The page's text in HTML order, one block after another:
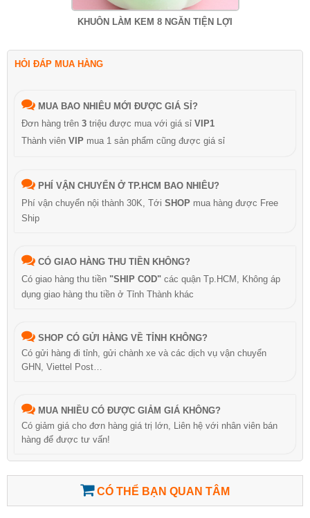
KHUÔN LÀM KEM 8 NGĂN TIỆN LỢI
HỎI ĐÁP MUA HÀNG
MUA BAO NHIÊU MỚI ĐƯỢC GIÁ SỈ?
Đơn hàng trên 3 triệu được mua với giá sỉ VIP1
Thành viên VIP mua 1 sản phẩm cũng được giá sỉ
PHÍ VẬN CHUYỂN Ở TP.HCM BAO NHIÊU?
Phí vận chuyển nội thành 30K, Tới SHOP mua hàng được Free
Ship
CÓ GIAO HÀNG THU TIỀN KHÔNG?
Có giao hàng thu tiền "SHIP COD" các quận Tp.HCM, Không áp
dụng giao hàng thu tiền ở Tỉnh Thành khác
SHOP CÓ GỬI HÀNG VỀ TỈNH KHÔNG?
Có gửi hàng đi tỉnh, gửi chành xe và các dịch vụ vận chuyển
GHN, Viettel Post…
MUA NHIỀU CÓ ĐƯỢC GIẢM GIÁ KHÔNG?
Có giảm giá cho đơn hàng giá trị lớn, Liên hệ với nhân viên bán
hàng để được tư vấn!
CÓ THỂ BẠN QUAN TÂM